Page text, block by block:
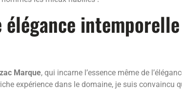
Marque, qui incarne l’essence même de
expérience dans le domaine, je suis convaincu